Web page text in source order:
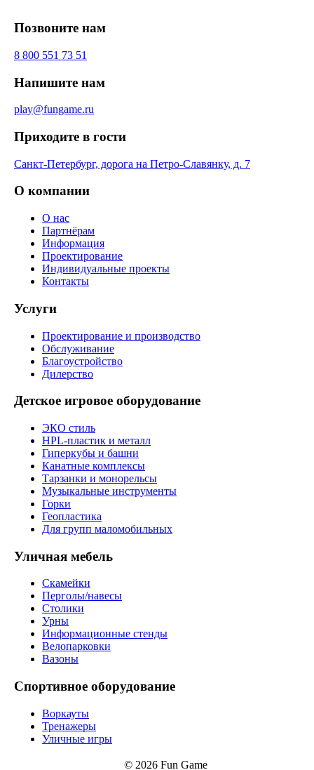
Позвоните нам
8 800 551 73 51
Напишите нам
play@fungame.ru
Приходите в гости
Санкт-Петербург, дорога на Петро-Славянку, д. 7
О компании
О нас
Партнёрам
Информация
Проектирование
Индивидуальные проекты
Контакты
Услуги
Проектирование и производство
Обслуживание
Благоустройство
Дилерство
Детское игровое оборудование
ЭКО стиль
HPL-пластик и металл
Гиперкубы и башни
Канатные комплексы
Тарзанки и монорельсы
Музыкальные инструменты
Горки
Геопластика
Для групп маломобильных
Уличная мебель
Скамейки
Перголы/навесы
Столики
Урны
Информационные стенды
Велопарковки
Вазоны
Спортивное оборудование
Воркауты
Тренажеры
Уличные игры
© 2026 Fun Game